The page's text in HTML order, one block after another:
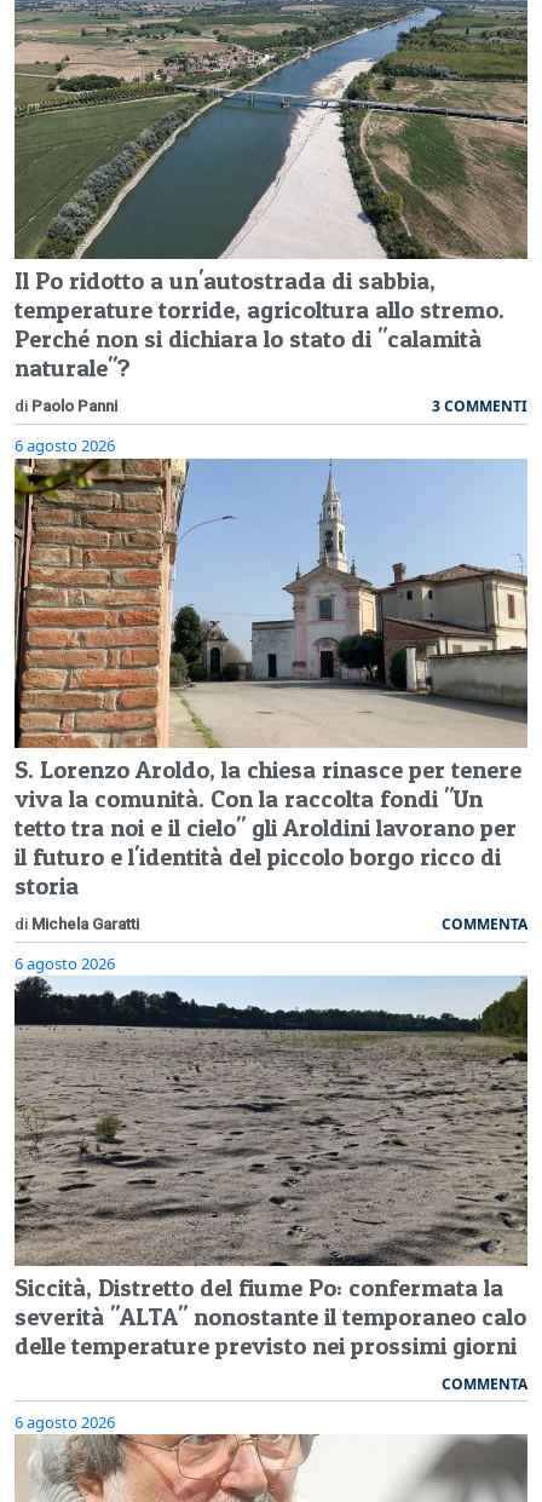
Il Po ridotto a un'autostrada di sabbia,
temperature torride, agricoltura allo stremo.
Perché non si dichiara lo stato di "calamità
naturale"?
di Paolo Panni 3 COMMENTI
6 agosto 2026
S. Lorenzo Aroldo, la chiesa rinasce per tenere
viva la comunità. Con la raccolta fondi "Un
tetto tra noi e il cielo" gli Aroldini lavorano per
il futuro e l'identità del piccolo borgo ricco di
storia
di Michela Garatti COMMENTA
6 agosto 2026
Siccità, Distretto del fiume Po: confermata la
severità "ALTA" nonostante il temporaneo calo
delle temperature previsto nei prossimi giorni
COMMENTA
6 agosto 2026